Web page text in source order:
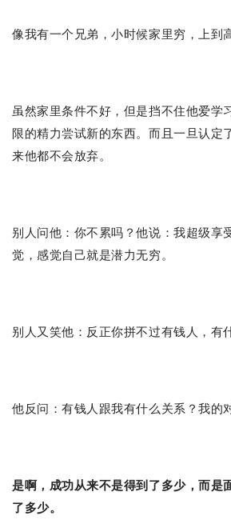
像我有一个兄弟，小时候家里穷，上到
虽然家里条件不好，但是挡不住他爱学
限的精力尝试新的东西。而且一旦认定
来他都不会放弃。
别人问他：你不累吗？他说：我超级享
觉，感觉自己就是潜力无穷。
别人又笑他：反正你拼不过有钱人，有
他反问：有钱人跟我有什么关系？我的
是啊，成功从来不是得到了多少，而是
了多少。